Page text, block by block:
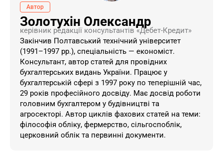
Автор
Золотухін Олександр
керівник редакції консультантів «Дебет-Кредит»
Закінчив Полтавський технічний університет
(1991–1997 рр.), спеціальність — економіст.
Консультант, автор статей для провідних
бухгалтерських видань України. ​Працює у
бухгалтерській сфері з 1997 року по теперішній час,
29 років професійного досвіду. Має досвід роботи
головним бухгалтером у будівництві та
агросекторі. Автор циклів фахових статей на теми:
філософія обліку, фермерство, сільгоспоблік,
церковний облік та первинні документи.